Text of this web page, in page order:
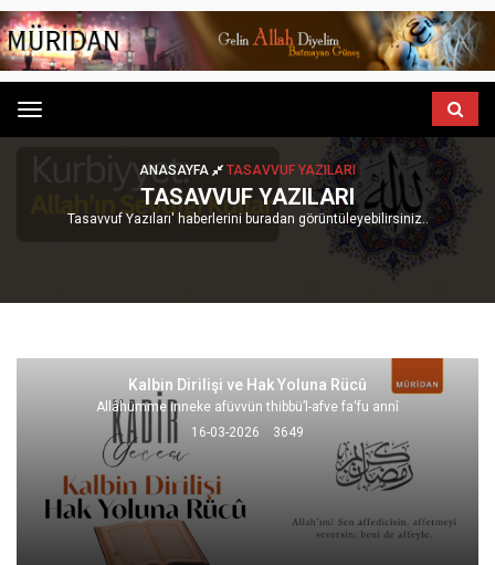
Menu
ANASAYFA TASAVVUF YAZILARI
TASAVVUF YAZILARI
Tasavvuf Yazıları' haberlerini buradan görüntüleyebilirsiniz..
Kalbin Dirilişi ve Hak Yoluna Rücû
Allâhümme inneke afüvvün thibbü’l-afve fa‘fu annî
16-03-2026
3649